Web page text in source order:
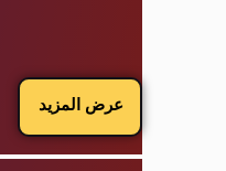
عرض المزيد